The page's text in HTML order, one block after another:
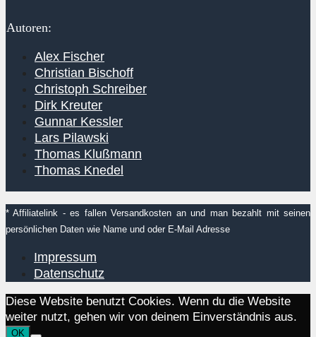
Autoren:
Alex Fischer
Christian Bischoff
Christoph Schreiber
Dirk Kreuter
Gunnar Kessler
Lars Pilawski
Thomas Klußmann
Thomas Knedel
* Affiliatelink - es fallen Versandkosten an und man bezahlt mit seinen
persönlichen Daten wie Name und oder E-Mail Adresse
Impressum
Datenschutz
Diese Website benutzt Cookies. Wenn du die Website
weiter nutzt, gehen wir von deinem Einverständnis aus.
OK